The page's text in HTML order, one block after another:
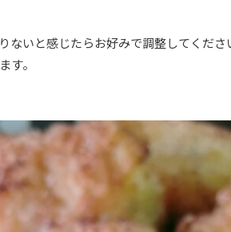
いと感じたらお好みで調整してくださ
す。